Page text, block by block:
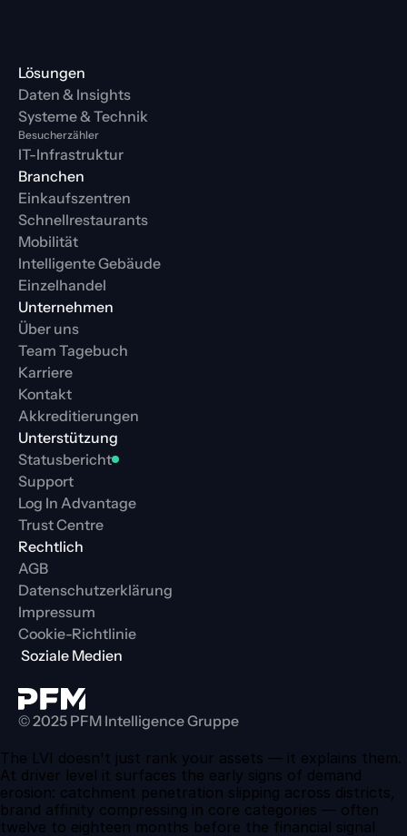
Lösungen
Daten & Insights
Systeme & Technik
Besucherzähler
IT-Infrastruktur
Branchen
Einkaufszentren
Schnellrestaurants
Mobilität
Intelligente Gebäude
Einzelhandel
Unternehmen
Über uns
Team Tagebuch
Karriere
Kontakt
Akkreditierungen
Unterstützung
Statusbericht
Support
Log In Advantage
Trust Centre
Rechtlich
AGB
Datenschutzerklärung
Impressum
Cookie-Richtlinie
Soziale Medien
© 2025 PFM Intelligence Gruppe
The LVI doesn't just rank your assets — it explains them.
At driver level it surfaces the early signs of demand
erosion: catchment penetration slipping across districts,
brand affinity compressing in core categories — often
twelve to eighteen months before the financial signal